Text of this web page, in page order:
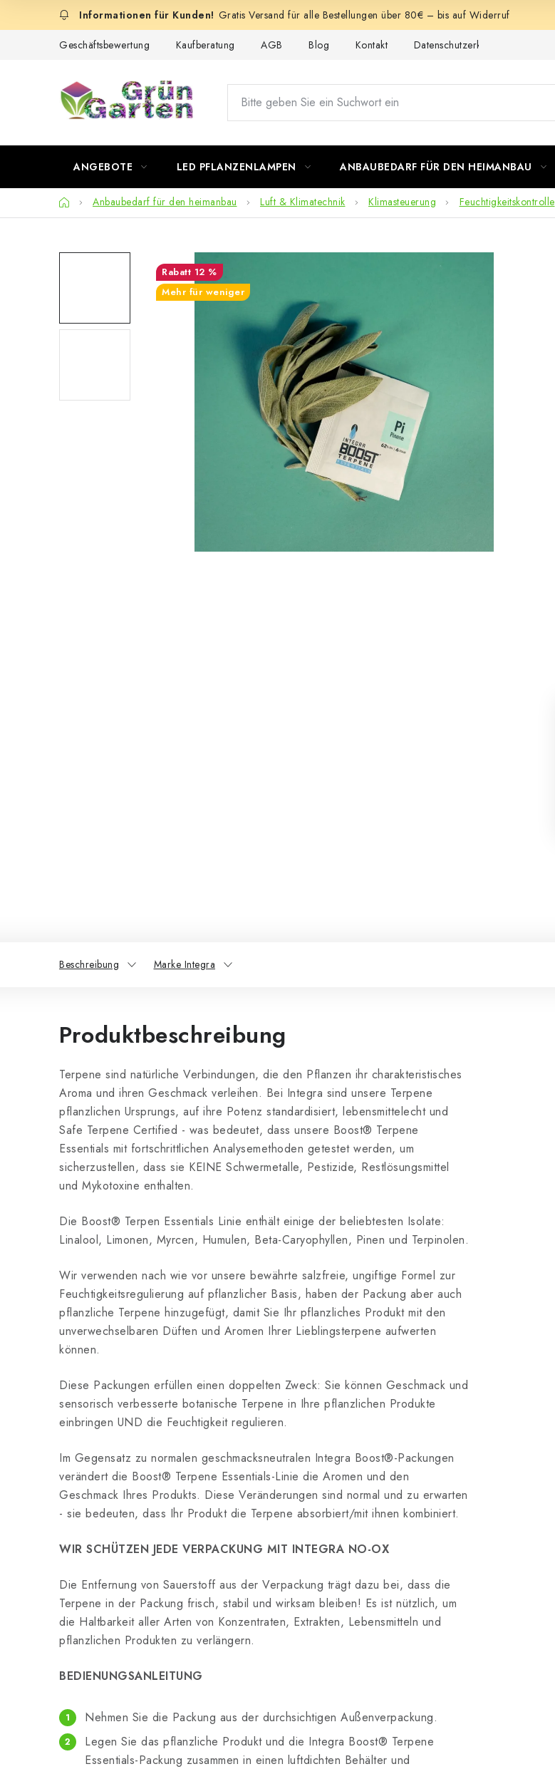
Gratis Versand für alle Bestellungen über 80€ – bis auf Widerruf
Geschäftsbewertung Kaufberatung AGB Blog Kontakt Datenschutzerklärung
ANGEBOTE LED PFLANZENLAMPEN ANBAUBEDARF FÜR DEN HEIMANBAU
StartseiteAnbaubedarf für den heimanbau Luft & Klimatechnik Klimasteuerung Feuchtigkeitskontrolle
12 %
Mehr für weniger
Beschreibung Marke Integra
Produktbeschreibung
Terpene sind natürliche Verbindungen, die den Pflanzen ihr charakteristisches
Aroma und ihren Geschmack verleihen. Bei Integra sind unsere Terpene
pflanzlichen Ursprungs, auf ihre Potenz standardisiert, lebensmittelecht und
Safe Terpene Certified - was bedeutet, dass unsere Boost® Terpene
Essentials mit fortschrittlichen Analysemethoden getestet werden, um
sicherzustellen, dass sie KEINE Schwermetalle, Pestizide, Restlösungsmittel
und Mykotoxine enthalten.
Die Boost® Terpen Essentials Linie enthält einige der beliebtesten Isolate:
Linalool, Limonen, Myrcen, Humulen, Beta-Caryophyllen, Pinen und Terpinolen.
Wir verwenden nach wie vor unsere bewährte salzfreie, ungiftige Formel zur
Feuchtigkeitsregulierung auf pflanzlicher Basis, haben der Packung aber auch
pflanzliche Terpene hinzugefügt, damit Sie Ihr pflanzliches Produkt mit den
unverwechselbaren Düften und Aromen Ihrer Lieblingsterpene aufwerten
können.
Diese Packungen erfüllen einen doppelten Zweck: Sie können Geschmack und
sensorisch verbesserte botanische Terpene in Ihre pflanzlichen Produkte
einbringen UND die Feuchtigkeit regulieren.
Im Gegensatz zu normalen geschmacksneutralen Integra Boost®-Packungen
verändert die Boost® Terpene Essentials-Linie die Aromen und den
Geschmack Ihres Produkts. Diese Veränderungen sind normal und zu erwarten
- sie bedeuten, dass Ihr Produkt die Terpene absorbiert/mit ihnen kombiniert.
WIR SCHÜTZEN JEDE VERPACKUNG MIT INTEGRA NO-OX
Die Entfernung von Sauerstoff aus der Verpackung trägt dazu bei, dass die
Terpene in der Packung frisch, stabil und wirksam bleiben! Es ist nützlich, um
die Haltbarkeit aller Arten von Konzentraten, Extrakten, Lebensmitteln und
pflanzlichen Produkten zu verlängern.
BEDIENUNGSANLEITUNG
Nehmen Sie die Packung aus der durchsichtigen Außenverpackung.
Legen Sie das pflanzliche Produkt und die Integra Boost® Terpene
Essentials-Packung zusammen in einen luftdichten Behälter und